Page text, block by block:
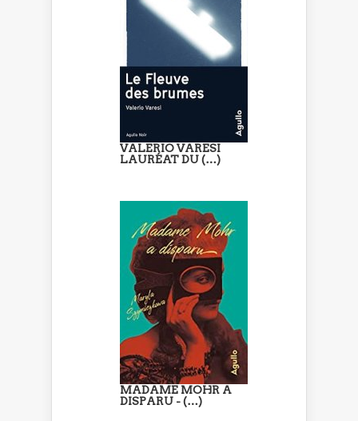
VALERIO VARESI
LAURÉAT DU (…)
MADAME MOHR A
DISPARU - (…)